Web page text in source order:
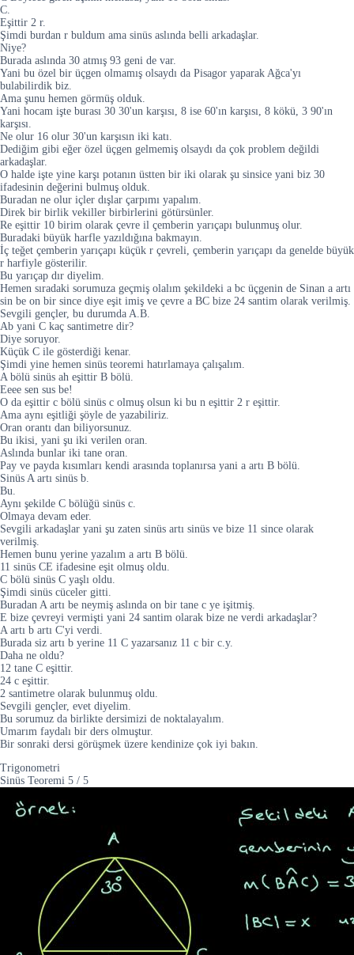
C.
Eşittir 2 r.
Şimdi burdan r buldum ama sinüs aslında belli arkadaşlar.
Niye?
Burada aslında 30 atmış 93 geni de var.
Yani bu özel bir üçgen olmamış olsaydı da Pisagor yaparak Ağca'yı
bulabilirdik biz.
Ama şunu hemen görmüş olduk.
Yani hocam işte burası 30 30'un karşısı, 8 ise 60'ın karşısı, 8 kökü, 3 90'ın
karşısı.
Ne olur 16 olur 30'un karşısın iki katı.
Dediğim gibi eğer özel üçgen gelmemiş olsaydı da çok problem değildi
arkadaşlar.
O halde işte yine karşı potanın üstten bir iki olarak şu sinsice yani biz 30
ifadesinin değerini bulmuş olduk.
Buradan ne olur içler dışlar çarpımı yapalım.
Direk bir birlik vekiller birbirlerini götürsünler.
Re eşittir 10 birim olarak çevre il çemberin yarıçapı bulunmuş olur.
Buradaki büyük harfle yazıldığına bakmayın.
İç teğet çemberin yarıçapı küçük r çevreli, çemberin yarıçapı da genelde büyük
r harfiyle gösterilir.
Bu yarıçap dır diyelim.
Hemen sıradaki sorumuza geçmiş olalım şekildeki a bc üçgenin de Sinan a artı
sin be on bir since diye eşit imiş ve çevre a BC bize 24 santim olarak verilmiş.
Sevgili gençler, bu durumda A.B.
Ab yani C kaç santimetre dir?
Diye soruyor.
Küçük C ile gösterdiği kenar.
Şimdi yine hemen sinüs teoremi hatırlamaya çalışalım.
A bölü sinüs ah eşittir B bölü.
Eeee sen sus be!
O da eşittir c bölü sinüs c olmuş olsun ki bu n eşittir 2 r eşittir.
Ama aynı eşitliği şöyle de yazabiliriz.
Oran orantı dan biliyorsunuz.
Bu ikisi, yani şu iki verilen oran.
Aslında bunlar iki tane oran.
Pay ve payda kısımları kendi arasında toplanırsa yani a artı B bölü.
Sinüs A artı sinüs b.
Bu.
Aynı şekilde C bölüğü sinüs c.
Olmaya devam eder.
Sevgili arkadaşlar yani şu zaten sinüs artı sinüs ve bize 11 since olarak
verilmiş.
Hemen bunu yerine yazalım a artı B bölü.
11 sinüs CE ifadesine eşit olmuş oldu.
C bölü sinüs C yaşlı oldu.
Şimdi sinüs cüceler gitti.
Buradan A artı be neymiş aslında on bir tane c ye işitmiş.
E bize çevreyi vermişti yani 24 santim olarak bize ne verdi arkadaşlar?
A artı b artı C'yi verdi.
Burada siz artı b yerine 11 C yazarsanız 11 c bir c.y.
Daha ne oldu?
12 tane C eşittir.
24 c eşittir.
2 santimetre olarak bulunmuş oldu.
Sevgili gençler, evet diyelim.
Bu sorumuz da birlikte dersimizi de noktalayalım.
Umarım faydalı bir ders olmuştur.
Bir sonraki dersi görüşmek üzere kendinize çok iyi bakın.
Trigonometri
Sinüs Teoremi 5 / 5